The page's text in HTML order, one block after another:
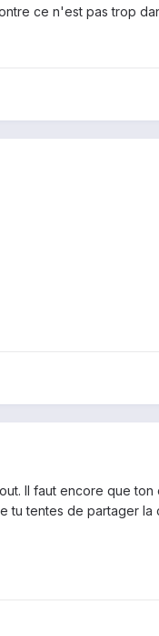
ce n'est pas trop
Il faut encore que
tentes de partager